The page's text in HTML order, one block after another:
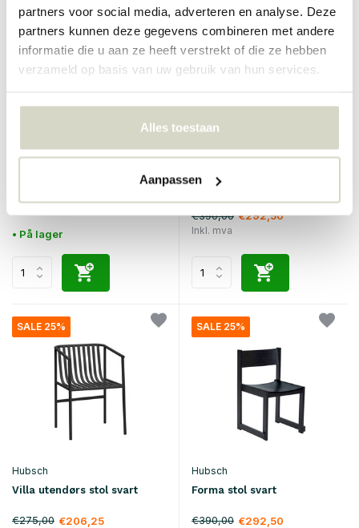
partners voor social media, adverteren en analyse. Deze
partners kunnen deze gegevens combineren met andere
informatie die u aan ze heeft verstrekt of die ze hebben
verzameld op basis van uw gebruik van hun services.
Alles toestaan
Aanpassen
Heritage-stol med
• På lager
Hubsch
Forma stol naturlig
€390,00 €292,50
Inkl. mva
SALE 25%
Hubsch
Villa utendørs stol svart
€275,00 €206,25
SALE 25%
Hubsch
Forma stol svart
€390,00 €292,50